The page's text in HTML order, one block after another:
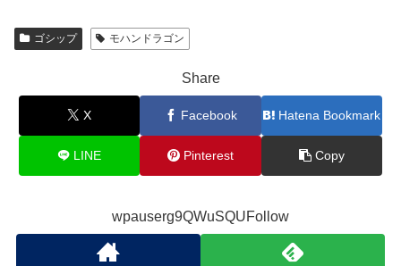
ゴシップ モハンドラゴン
Share
X Facebook Hatena Bookmark
LINE Pinterest Copy
wpauserg9QWuSQUFollow